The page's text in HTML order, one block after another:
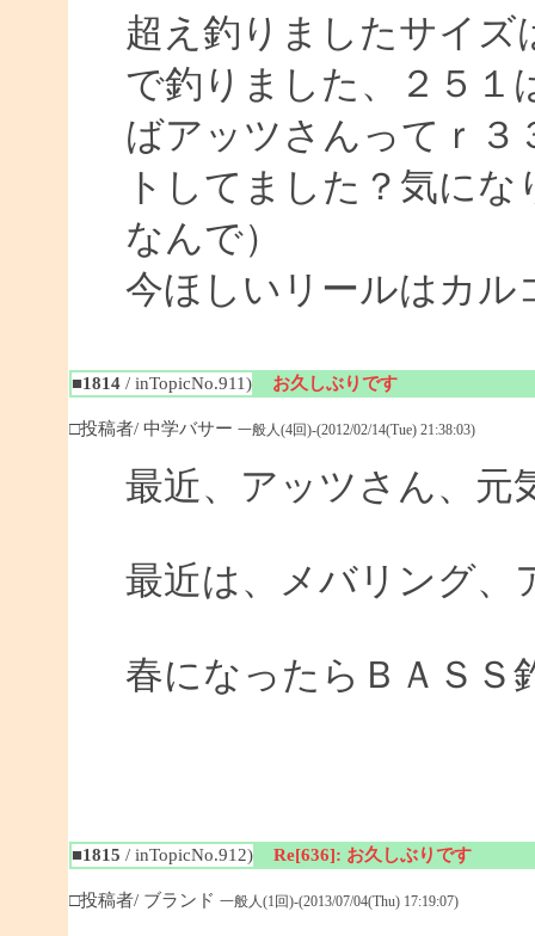
超え釣りましたサイ
で釣りました、２５１
ばアッツさんってｒ
トしてました？気に
なんで）
今ほしいリールはカル
■1814/ inTopicNo.911) お久しぶりです
□投稿者/ 中学バサー 一般人(4回)-(2012/02/14(Tue) 21:38:03)
最近、アッツさん、元
最近は、メバリング、
春になったらＢＡＳＳ
■1815 / inTopicNo.912) Re[636]: お久しぶりです
□投稿者/ ブランド 一般人(1回)-(2013/07/04(Thu) 17:19:07)